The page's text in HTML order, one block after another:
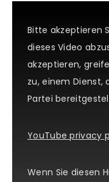
Bitte akzeptieren
dieses Video
akzeptieren,
zu, einem Dienst,
Partei
YouTube privacy
Wenn Sie diesen